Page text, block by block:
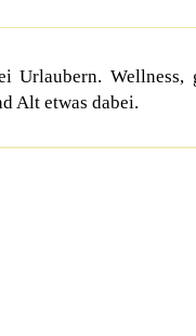
Urlaubern. Wellness,
Alt etwas dabei.